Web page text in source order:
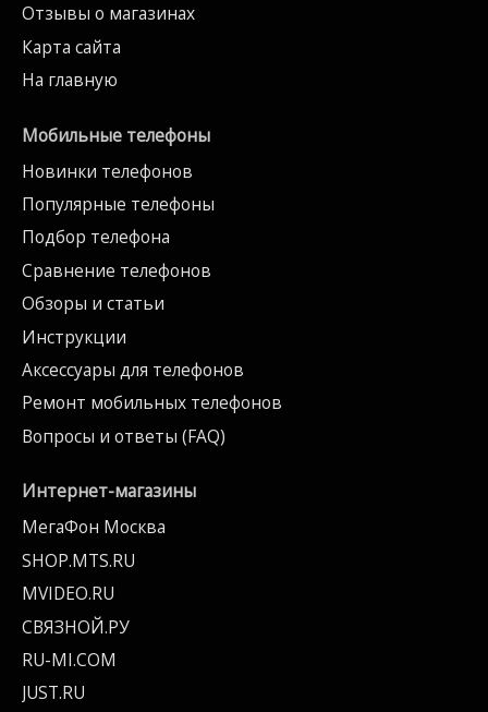
Отзывы о магазинах
Карта сайта
На главную
Мобильные телефоны
Новинки телефонов
Популярные телефоны
Подбор телефона
Сравнение телефонов
Обзоры и статьи
Инструкции
Аксессуары для телефонов
Ремонт мобильных телефонов
Вопросы и ответы (FAQ)
Интернет-магазины
МегаФон Москва
SHOP.MTS.RU
MVIDEO.RU
СВЯЗНОЙ.РУ
RU-MI.COM
JUST.RU